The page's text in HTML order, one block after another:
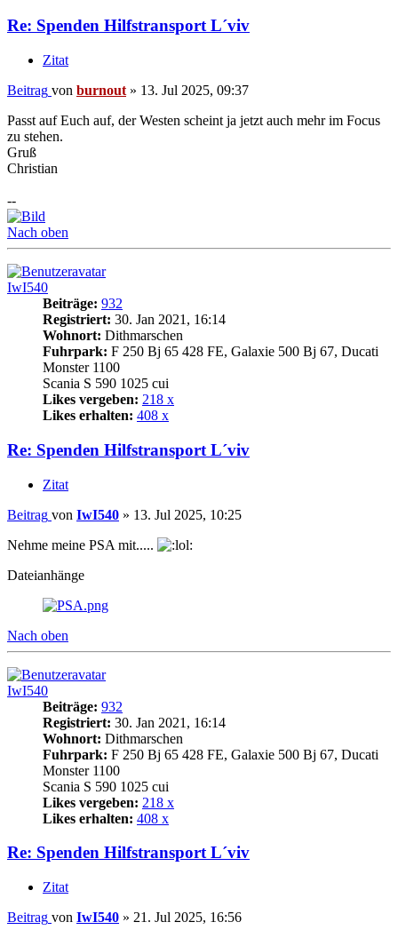
Re: Spenden Hilfstransport L´viv
Zitat
Beitrag von burnout » 13. Jul 2025, 09:37
Passt auf Euch auf, der Westen scheint ja jetzt auch mehr im Focus
zu stehen.
Gruß
Christian
--
Nach oben
IwI540
Beiträge: 932
Registriert: 30. Jan 2021, 16:14
Wohnort: Dithmarschen
Fuhrpark: F 250 Bj 65 428 FE, Galaxie 500 Bj 67, Ducati
Monster 1100
Scania S 590 1025 cui
Likes vergeben: 218 x
Likes erhalten: 408 x
Re: Spenden Hilfstransport L´viv
Zitat
Beitrag von IwI540 » 13. Jul 2025, 10:25
Nehme meine PSA mit.....
Dateianhänge
Nach oben
IwI540
Beiträge: 932
Registriert: 30. Jan 2021, 16:14
Wohnort: Dithmarschen
Fuhrpark: F 250 Bj 65 428 FE, Galaxie 500 Bj 67, Ducati
Monster 1100
Scania S 590 1025 cui
Likes vergeben: 218 x
Likes erhalten: 408 x
Re: Spenden Hilfstransport L´viv
Zitat
Beitrag von IwI540 » 21. Jul 2025, 16:56